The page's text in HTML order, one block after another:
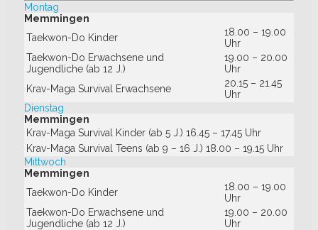
Montag
Memmingen
Taekwon-Do Kinder
18.00 – 19.00
Uhr
Taekwon-Do Erwachsene und
Jugendliche (ab 12 J.)
19.00 – 20.00
Uhr
Krav-Maga Survival Erwachsene
20.15 – 21.45
Uhr
Dienstag
Memmingen
Krav-Maga Survival Kinder (ab 5 J.) 16.45 – 17.45 Uhr
Krav-Maga Survival Teens (ab 9 – 16 J.) 18.00 – 19.15 Uhr
Mittwoch
Memmingen
Taekwon-Do Kinder
18.00 – 19.00
Uhr
Taekwon-Do Erwachsene und
Jugendliche (ab 12 J.)
19.00 – 20.00
Uhr